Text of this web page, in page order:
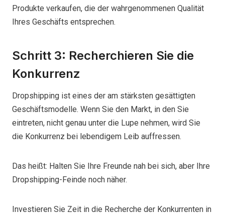
Produkte verkaufen, die der wahrgenommenen Qualität
Ihres Geschäfts entsprechen.
Schritt 3: Recherchieren Sie die
Konkurrenz
Dropshipping ist eines der am stärksten gesättigten
Geschäftsmodelle. Wenn Sie den Markt, in den Sie
eintreten, nicht genau unter die Lupe nehmen, wird Sie
die Konkurrenz bei lebendigem Leib auffressen.
Das heißt: Halten Sie Ihre Freunde nah bei sich, aber Ihre
Dropshipping-Feinde noch näher.
Investieren Sie Zeit in die Recherche der Konkurrenten in